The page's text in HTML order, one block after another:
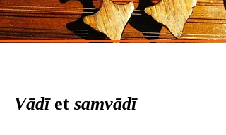
Vādī et samvādī